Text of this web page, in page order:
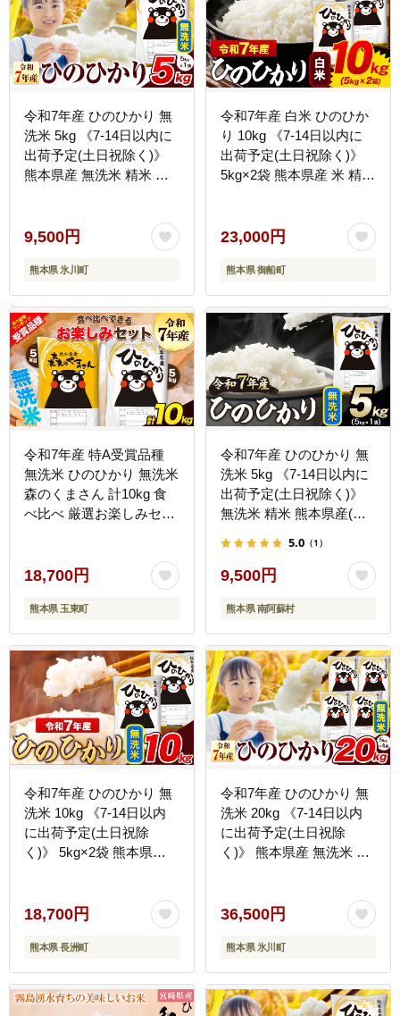
令和7年産 ひのひかり 無
洗米 5kg 《7-14日以内に
出荷予定(土日祝除く)》
熊本県産 無洗米 精米 氷
ド米 お米 おこめ 熊本
hkw_lcl_255_5kg---
9,500円
熊本県 氷川町
令和7年産 白米 ひのひか
り 10kg 《7-14日以内に
出荷予定(土日祝除く)》
5kg×2袋 熊本県産 米 精米
23,000円
熊本県 御船町
令和7年産 特A受賞品種
無洗米 ひのひかり 無洗米
森のくまさん 計10kg 食
べ比べ 厳選お楽しみセッ
町 森くま 10kg《7-14日
以内に出荷予定(土日祝除
く)》ブランド米---
gkt_lcl_719_10kg---
18,700円
熊本県 玉東町
令和7年産 ひのひかり 無
洗米 5kg 《7-14日以内に
出荷予定(土日祝除く)》
無洗米 精米 熊本県産(南
米 南阿蘇村---
mna_hn7_3e7e_9500_5kg_m-
5.0 （1）
9,500円
熊本県 南阿蘇村
令和7年産 ひのひかり 無
洗米 10kg 《7-14日以内
に出荷予定(土日祝除
く)》 5kg×2袋 熊本県産
--
18,700円
熊本県 長洲町
令和7年産 ひのひかり 無
洗米 20kg 《7-14日以内
に出荷予定(土日祝除
く)》 熊本県産 無洗米 精
ランド米 お米 おこめ 熊
hkw_lcl_259_20kg---
36,500円
熊本県 氷川町